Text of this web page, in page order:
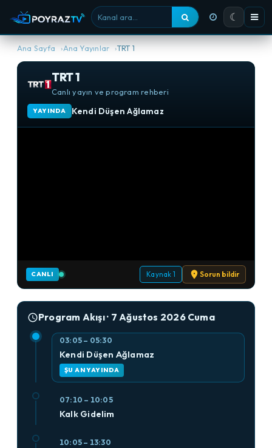
Kanal ara ☾
Ana Sayfa Ana Yayınlar TRT 1
TRT 1
Canlı yayın ve program rehberi
YAYINDA Kendi Düşen Ağlamaz
CANLI Kaynak 1 Sorun bildir
Program Akışı · 7 Ağustos 2026 Cuma
03:05 – 05:30
Kendi Düşen Ağlamaz
ŞU AN YAYINDA
07:10 – 10:05
Kalk Gidelim
10:05 – 13:30